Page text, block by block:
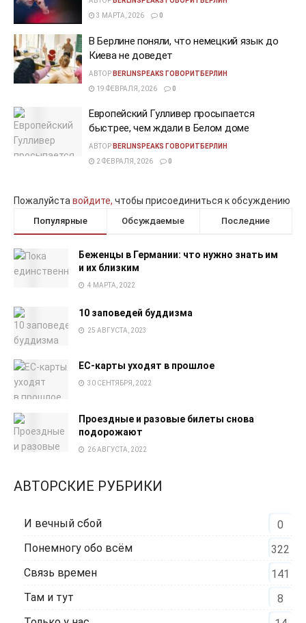
3 МАРТА, 2026
0
В Берлине поняли, что немецкий язык до
Киева не доведет
АВТОР BERLINSPEAKS ГОВОРИТБЕРЛИН
19 ФЕВРАЛЯ, 2026
0
Европейский Гулливер просыпается
быстрее, чем ждали в Белом доме
АВТОР BERLINSPEAKS ГОВОРИТБЕРЛИН
2 ФЕВРАЛЯ, 2026
0
Пожалуйставойдите, чтобы присоединиться к обсуждению
Популярные Обсуждаемые Последние
Беженцы в Германии: что нужно знать им
и их близким
4 МАРТА, 2022
10 заповедей буддизма
25 АВГУСТА, 2023
EC-карты уходят в прошлое
30 СЕНТЯБРЯ, 2022
Проездные и разовые билеты снова
подорожают
26 АВГУСТА, 2022
АВТОРСКИЕ РУБРИКИ
И вечный сбой
0
Понемногу обо всём
322
Связь времен
141
Там и тут
8